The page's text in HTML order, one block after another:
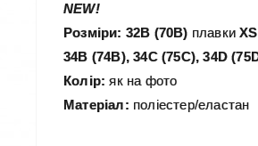
NEW!
Розміри: 32B (70B) плавкиXS
34В (74В), 34С (75С), 34D
Колір: як на фото
Матеріал: поліестер/еластан